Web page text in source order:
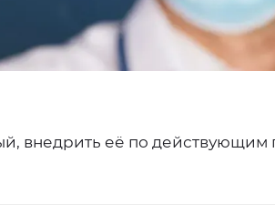
внедрить её по действующим